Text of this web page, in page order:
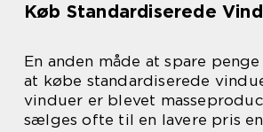
Køb Standardiserede
En anden måde at spare
at købe standardiserede
vinduer er blevet
sælges ofte til en lavere pris